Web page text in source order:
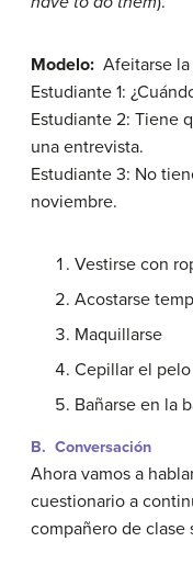
Modelo: Afeitarse la
Estudiante 1:
Estudiante 2: Tiene
una entrevista.
Estudiante 3: No
noviembre.
Vestirse con
Acostarse
Maquillarse
Cepillar el
Bañarse en la
B. Conversación
Ahora vamos a
cuestionario a
compañero de clase